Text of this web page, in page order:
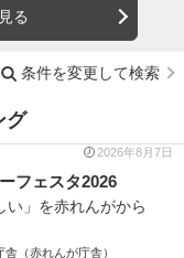
る
条件を変更して検索
グ
2026年8月7日
フェスタ2026
い」を赤れんがから
（赤れんが庁舎）